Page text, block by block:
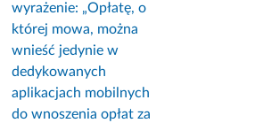
wyrażenie: „Opłatę, o
której mowa, można
wnieść jedynie w
dedykowanych
aplikacjach mobilnych
do wnoszenia opłat za